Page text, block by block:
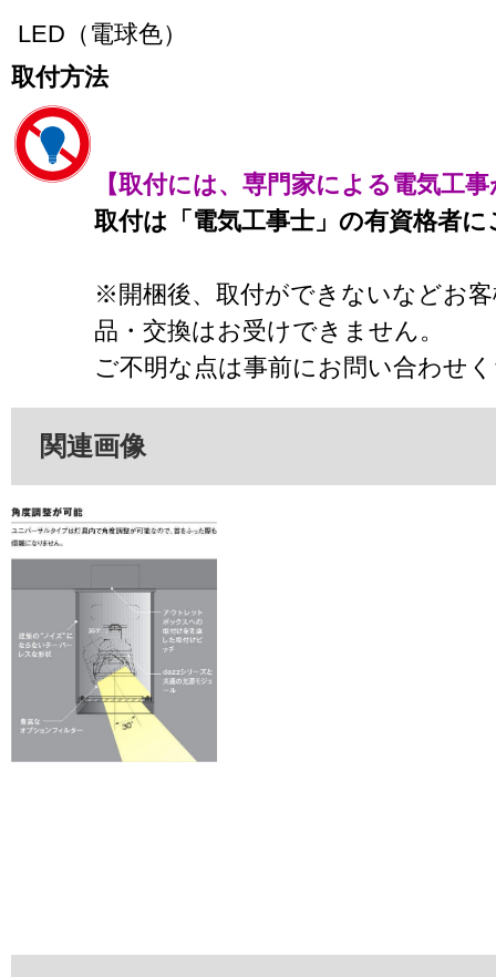
LED（電球色）
取付方法
【取付には、専門家による電気工
取付は「電気工事士」の有資格者
※開梱後、取付ができないなどお
品・交換はお受けできません。
ご不明な点は事前にお問い合わせ
関連画像